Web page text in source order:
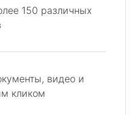
150 различных
видео и
кликом